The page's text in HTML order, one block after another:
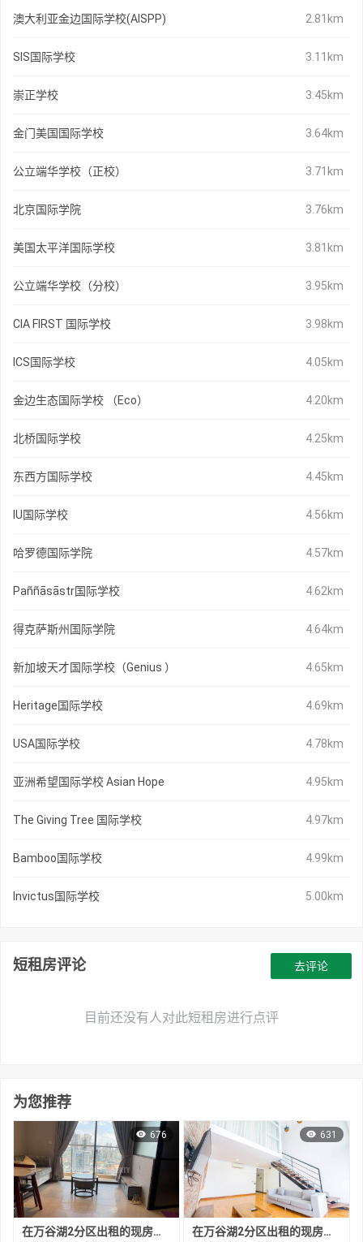
澳大利亚金边国际学校(AISPP) 2.81km
SIS国际学校 3.11km
崇正学校 3.45km
金门美国国际学校 3.64km
公立端华学校（正校） 3.71km
北京国际学院 3.76km
美国太平洋国际学校 3.81km
公立端华学校（分校） 3.95km
CIA FIRST 国际学校 3.98km
ICS国际学校 4.05km
金边生态国际学校 （Eco） 4.20km
北桥国际学校 4.25km
东西方国际学校 4.45km
IU国际学校 4.56km
哈罗德国际学院 4.57km
Paññāsāstr国际学校 4.62km
得克萨斯州国际学院 4.64km
新加坡天才国际学校（Genius ） 4.65km
Heritage国际学校 4.69km
USA国际学校 4.78km
亚洲希望国际学校 Asian Hope 4.95km
The Giving Tree 国际学校 4.97km
Bamboo国际学校 4.99km
Invictus国际学校 5.00km
短租房评论
目前还没有人对此短租房进行点评
去评论
为您推荐
676
在万谷湖2分区出租的现房公寓
631
在万谷湖2分区出租的现房公寓